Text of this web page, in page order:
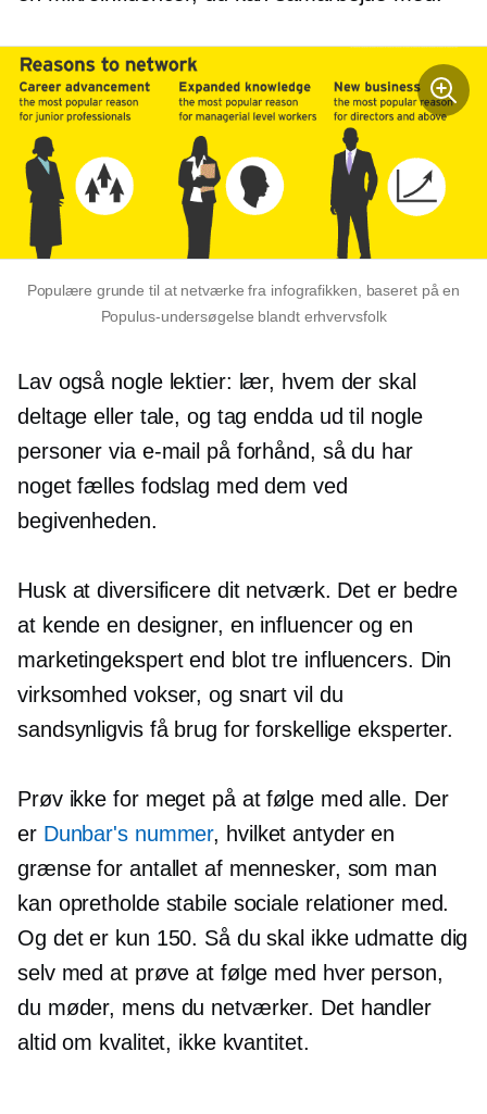
Populære grunde til at netværke fra infografikken, baseret på en
Populus-undersøgelse blandt erhvervsfolk
Lav også nogle lektier: lær, hvem der skal
deltage eller tale, og tag endda ud til nogle
personer via e-mail på forhånd, så du har
noget fælles fodslag med dem ved
begivenheden.
Husk at diversificere dit netværk. Det er bedre
at kende en designer, en influencer og en
marketingekspert end blot tre influencers. Din
virksomhed vokser, og snart vil du
sandsynligvis få brug for forskellige eksperter.
Prøv ikke for meget på at følge med alle. Der
er Dunbar's nummer, hvilket antyder en
grænse for antallet af mennesker, som man
kan opretholde stabile sociale relationer med.
Og det er kun 150. Så du skal ikke udmatte dig
selv med at prøve at følge med hver person,
du møder, mens du netværker. Det handler
altid om kvalitet, ikke kvantitet.